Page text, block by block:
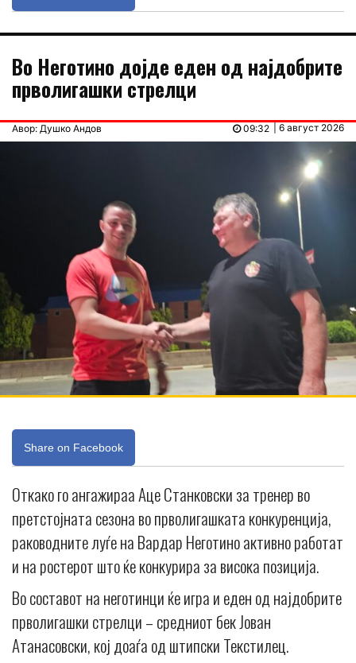
Во Неготино дојде еден од најдобрите
прволигашки стрелци
Авор: Душко Андов | 6 август 2026
09:32
Share on Facebook
Откако го ангажираа Аце Станковски за тренер во
претстојната сезона во прволигашката конкуренција,
раководните луѓе на Вардар Неготино активно работат
и на ростерот што ќе конкурира за висока позиција.
Во составот на неготинци ќе игра и еден од најдобрите
прволигашки стрелци – средниот бек Јован
Атанасовски, кој доаѓа од штипски Текстилец.